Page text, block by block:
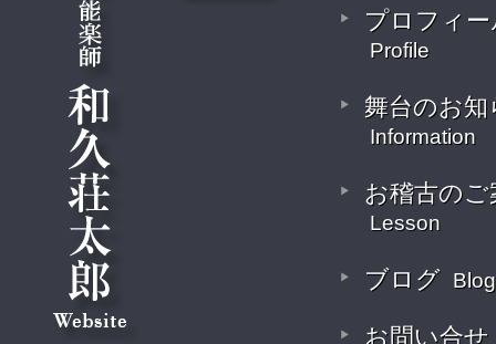
プロフィー
Profile
舞台のお知
Information
お稽古のご
Lesson
ブログ Blog
お問い合せ